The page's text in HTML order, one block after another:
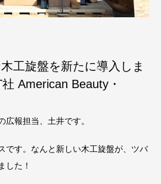
工旋盤を新たに導入しま
American Beauty・
広報担当、土井です。
です。なんと新しい木工旋盤が、ツバ
した！